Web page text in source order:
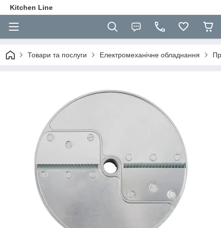
Kitchen Line
Товари та послуги Електромеханічне обладнання